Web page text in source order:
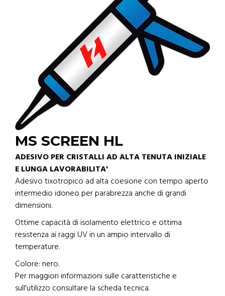
MS SCREEN HL
ADESIVO PER CRISTALLI AD ALTA TENUTA INIZIALE
E LUNGA LAVORABILITA'
Adesivo tixotropico ad alta coesione con tempo aperto
intermedio idoneo per parabrezza anche di grandi
dimensioni.
Ottime capacità di isolamento elettrico e ottima
resistenza ai raggi UV in un ampio intervallo di
temperature.
Colore: nero.
Per maggiori informazioni sulle caratteristiche e
sull'utilizzo consultare la scheda tecnica.